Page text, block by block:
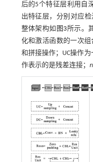
后的5个特征层利用自
出特征层，分别对应
整体架构如 图3所示。
化和激活函数的一次
和拼接操作；UC操作
作表示的是残差连接； n